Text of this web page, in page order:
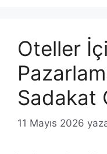
Oteller
Sadakat
11 Mayıs 2026